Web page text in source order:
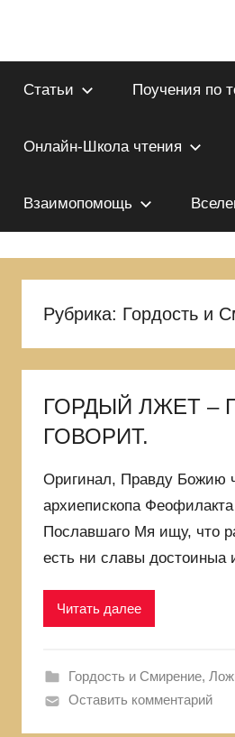
содержимому
в
рукописях
—
ЦАРСКАЯ
ШКОЛА
портал
во
поиска
Царствия
и
Его.
Выбираемся
из
языческой
которой
родились
Статьи Поучения по
Онлайн-Школа чтения
Взаимопомощь
Рубрика: Гордость и
ГОРДЫЙ ЛЖЕТ –
ГОВОРИТ.
Оригинал, Правду Божию
архиепископа
Пославшаго Мя ищу, что
есть ни славы достоиныа
Читать далее
Гордость и Смирение,
Оставить комментарий